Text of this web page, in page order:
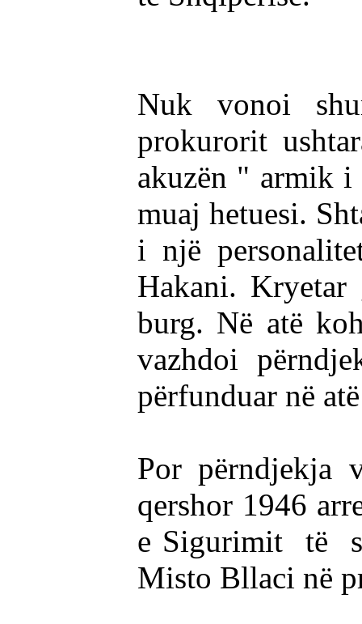
Nuk vonoi
prokurorit
akuzën " armik
muaj hetuesi.
i një
Hakani.
burg. Në atë
vazhdoi
përfunduar në
Por përndjekja
qershor 1946
e Sigurimit të
Misto Bllaci në